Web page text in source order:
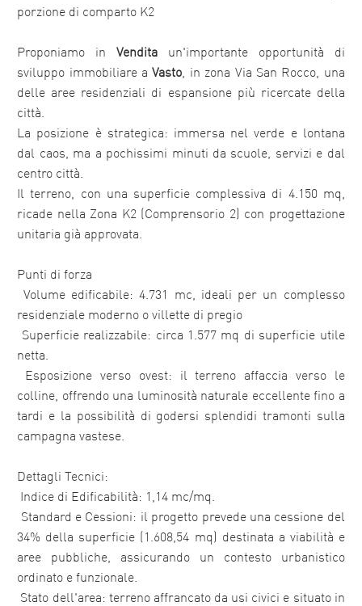
porzione di comparto K2
Proponiamo inVendita un'importante opportunità di
sviluppo immobiliare aVasto, in zona Via San Rocco, una
delle aree residenziali di espansione più ricercate della
città.
La posizione è strategica: immersa nel verde e lontana
dal caos, ma a pochissimi minuti da scuole, servizi e dal
centro città.
Il terreno, con una superficie complessiva di 4.150 mq,
ricade nella Zona K2 (Comprensorio 2) con progettazione
unitaria già approvata.
Punti di forza
 Volume edificabile: 4.731 mc, ideali per un complesso
residenziale moderno o villette di pregio
 Superficie realizzabile: circa 1.577 mq di superficie utile
netta.
 Esposizione verso ovest: il terreno affaccia verso le
colline, offrendo una luminosità naturale eccellente fino a
tardi e la possibilità di godersi splendidi tramonti sulla
campagna vastese.
Dettagli Tecnici:
 Indice di Edificabilità: 1,14 mc/mq.
 Standard e Cessioni: il progetto prevede una cessione del
34% della superficie (1.608,54 mq) destinata a viabilità e
aree pubbliche, assicurando un contesto urbanistico
ordinato e funzionale.
 Stato dell'area: terreno affrancato da usi civici e situato in